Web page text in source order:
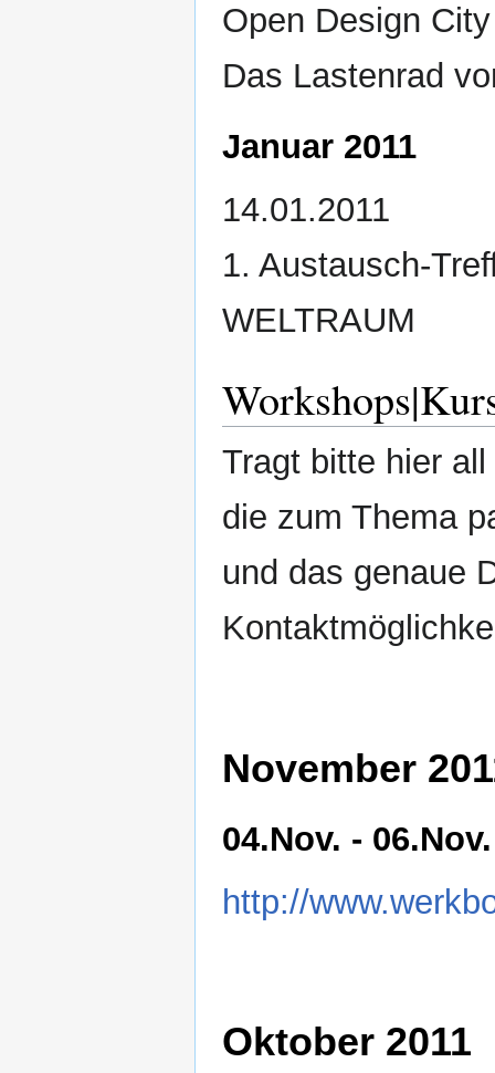
Open Design
Das Lastenrad
Januar 2011
14.01.2011
1. Austausch-
WELTRAUM
Tragt bitte hier
die zum Thema
und das genaue
November
04.Nov. -
http://
Oktober 2011